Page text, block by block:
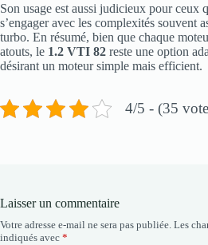
Son usage est aussi judicieux pour ceux
s’engager avec les complexités souvent
turbo. En résumé, bien que chaque
atouts, le 1.2 VTI 82 reste une option
désirant un moteur simple mais efficient.
4/5 - (35
Laisser un commentaire
Votre adresse e-mail ne sera pas publiée. Les
indiqués avec *